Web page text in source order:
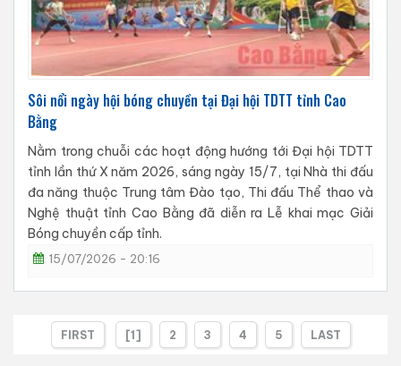
Sôi nổi ngày hội bóng chuyền tại Đại hội TDTT tỉnh Cao
Bằng
Nằm trong chuỗi các hoạt động hướng tới Đại hội TDTT
tỉnh lần thứ X năm 2026, sáng ngày 15/7, tại Nhà thi đấu
đa năng thuộc Trung tâm Đào tạo, Thi đấu Thể thao và
Nghệ thuật tỉnh Cao Bằng đã diễn ra Lễ khai mạc Giải
Bóng chuyền cấp tỉnh.
15/07/2026 - 20:16
FIRST [1] 2 3 4 5 LAST